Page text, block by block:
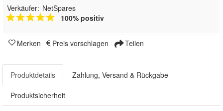
Verkäufer: NetSpares
100% positiv
Merken Preis vorschlagen Teilen
Produktdetails Zahlung, Versand & Rückgabe
Produktsicherheit